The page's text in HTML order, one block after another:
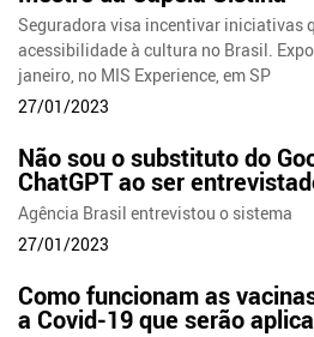
Seguradora visa incentivar iniciativas
acessibilidade à cultura no Brasil.
janeiro, no MIS Experience, em SP
27/01/2023
Não sou o substituto do
ChatGPT ao ser
Agência Brasil entrevistou o sistema
27/01/2023
Como funcionam as
a Covid-19 que serão